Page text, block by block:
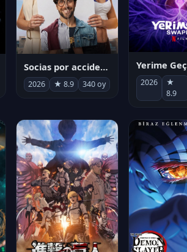
Socias por accidente
2026 ★ 8.9 340 oy
Yerime Geç
2026
★
8.9